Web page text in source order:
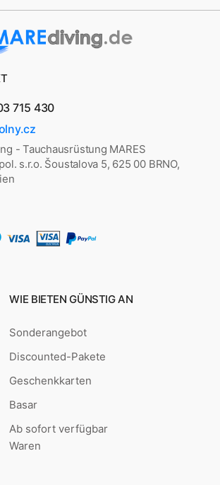
715 430
- Tauchausrüstung MARES
s.r.o. Šoustalova 5, 625 00 BRNO,
WIE BIETEN GÜNSTIG AN
Sonderangebot
Discounted-Pakete
Geschenkkarten
Basar
Ab sofort verfügbar
Waren